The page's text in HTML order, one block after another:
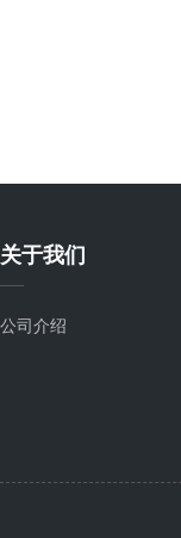
关于我们
公司介绍